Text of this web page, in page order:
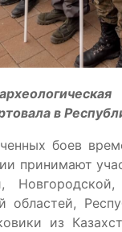
в
боев
принимают
областей,
из